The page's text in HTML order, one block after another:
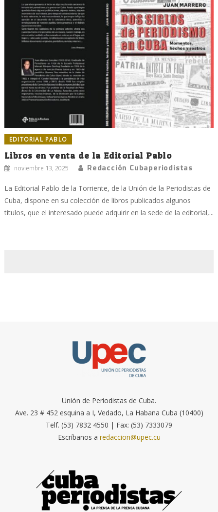
EDITORIAL PABLO
Libros en venta de la Editorial Pablo
noviembre 13, 2025 Redacción Cubaperiodistas
La Editorial Pablo de la Torriente, de la Unión de la Periodistas de
Cuba, dispone en su colección de libros publicados algunos
títulos, que el interesado puede adquirir en la sede de la editorial,...
Unión de Periodistas de Cuba.
Ave. 23 # 452 esquina a I, Vedado, La Habana Cuba (10400)
Telf. (53) 7832 4550 | Fax: (53) 7333079
Escríbanos a redaccion@upec.cu